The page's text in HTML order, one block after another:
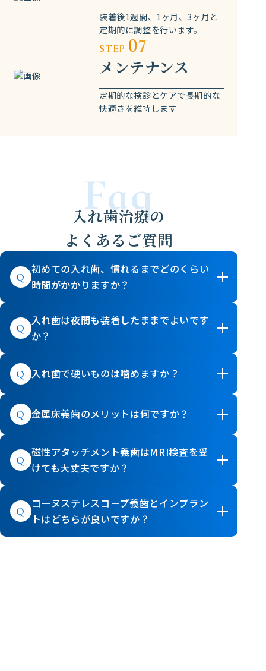
装着後1週間、1ヶ月、3ヶ月と
定期的に調整を行います。
STEP 07
メンテナンス
定期的な検診とケアで長期的な
快適さを維持します
Faq
入れ歯治療の
よくあるご質問
初めての入れ歯、慣れるまでどのくらい
時間がかかりますか？
入れ歯は夜間も装着したままでよいです
か？
入れ歯で硬いものは噛めますか？
金属床義歯のメリットは何ですか？
磁性アタッチメント義歯はMRI検査を受
けても大丈夫ですか？
コーヌステレスコープ義歯とインプラン
トはどちらが良いですか？